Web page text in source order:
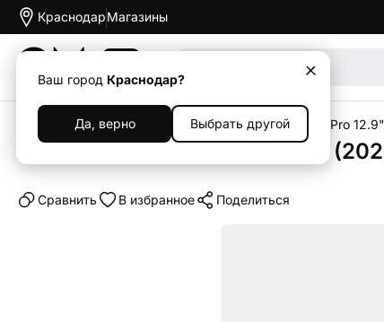
Краснодар
Ваш город Краснодар?
Да, верно Выбрать другой
Магазины
Каталог Планшеты iPad Apple iPad Pro
Планшет Apple iPad Pro 12.9"
Cравнить В избранное Поделиться